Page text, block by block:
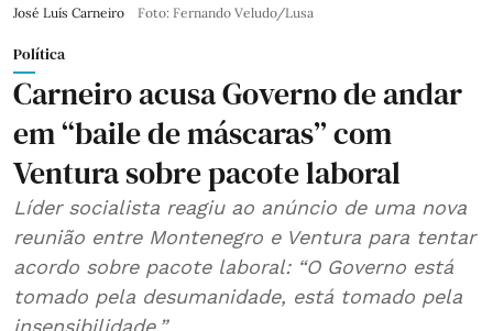
José Luís Carneiro Foto: Fernando Veludo/Lusa
Política
Carneiro acusa Governo de andar
em “baile de máscaras” com
Ventura sobre pacote laboral
Líder socialista reagiu ao anúncio de uma nova
reunião entre Montenegro e Ventura para tentar
acordo sobre pacote laboral: “O Governo está
tomado pela desumanidade, está tomado pela
insensibilidade.”